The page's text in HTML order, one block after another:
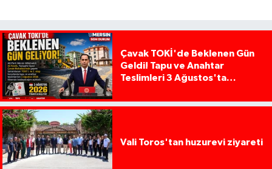
Çavak TOKİ'de Beklenen Gün
Geldi! Tapu ve Anahtar
Teslimleri 3 Ağustos'ta
Vali Toros'tan huzurevi ziyareti